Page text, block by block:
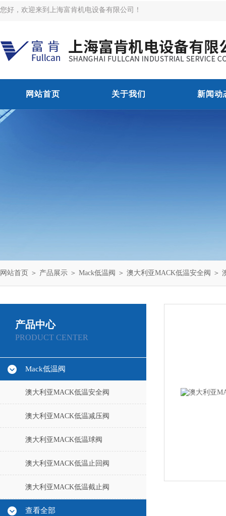
您好，欢迎来到上海富肯机电设备有限公司！
网站首页 关于我们 新闻动
网站首页 ＞ 产品展示 ＞ Mack低温阀 ＞ 澳大利亚MACK低温安全阀 ＞
产品中心
PRODUCT CENTER
Mack低温阀
澳大利亚MACK低温安全阀
澳大利亚MACK低温减压阀
澳大利亚MACK低温球阀
澳大利亚MACK低温止回阀
澳大利亚MACK低温截止阀
查看全部